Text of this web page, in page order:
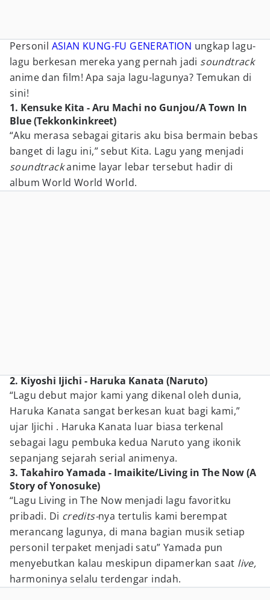
Personil ASIAN KUNG-FU GENERATION ungkap lagu-
lagu berkesan mereka yang pernah jadi soundtrack
anime dan film! Apa saja lagu-lagunya? Temukan di
sini!
1. Kensuke Kita - Aru Machi no Gunjou/A Town In
Blue (Tekkonkinkreet)
“Aku merasa sebagai gitaris aku bisa bermain bebas
banget di lagu ini,” sebut Kita. Lagu yang menjadi
soundtrackanime layar lebar tersebut hadir di
album World World World.
2. Kiyoshi Ijichi - Haruka Kanata (Naruto)
“Lagu debut major kami yang dikenal oleh dunia,
Haruka Kanata sangat berkesan kuat bagi kami,”
ujar Ijichi . Haruka Kanata luar biasa terkenal
sebagai lagu pembuka kedua Naruto yang ikonik
sepanjang sejarah serial animenya.
3. Takahiro Yamada - Imaikite/Living in The Now (A
Story of Yonosuke)
“Lagu Living in The Now menjadi lagu favoritku
pribadi. Di credits-nya tertulis kami berempat
merancang lagunya, di mana bagian musik setiap
personil terpaket menjadi satu” Yamada pun
menyebutkan kalau meskipun dipamerkan saat live,
harmoninya selalu terdengar indah.